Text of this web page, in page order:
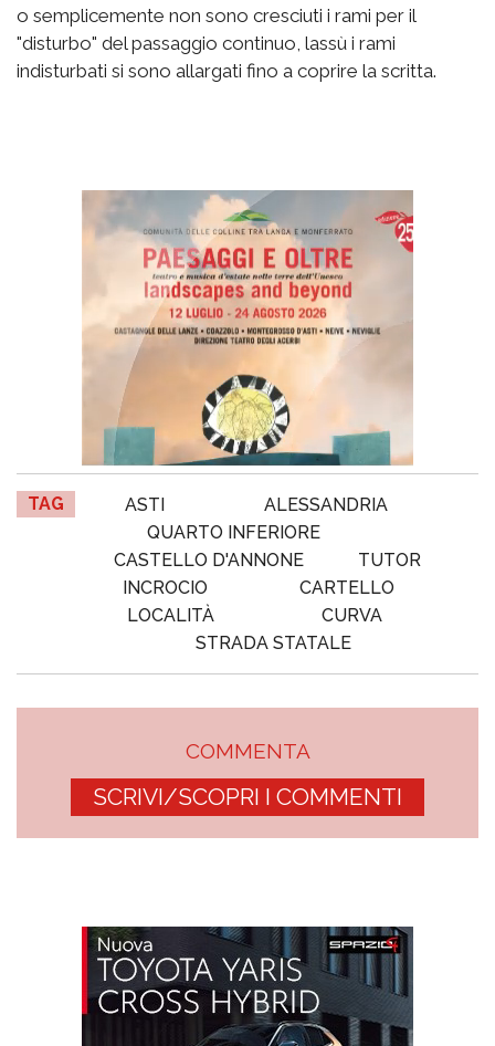
o semplicemente non sono cresciuti i rami per il
"disturbo" del passaggio continuo, lassù i rami
indisturbati si sono allargati fino a coprire la scritta.
TAG ASTI
ALESSANDRIA
QUARTO INFERIORE
CASTELLO D'ANNONE
TUTOR
INCROCIO
CARTELLO
LOCALITÀ
CURVA
STRADA STATALE
COMMENTA
SCRIVI/SCOPRI I COMMENTI